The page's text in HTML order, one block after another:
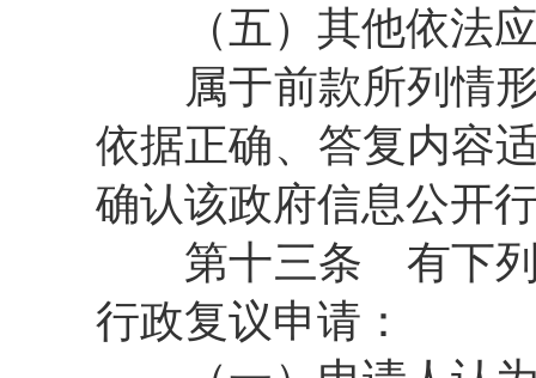
（五）其他依法应
属于前款所列情形
依据正确、答复内容
确认该政府信息公开
第十三条 有下列
行政复议申请：